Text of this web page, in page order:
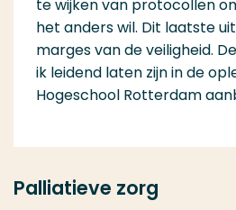
te wijken van protocollen
het anders wil. Dit laatste
marges van de veiligheid.
ik leidend laten zijn in de
Hogeschool Rotterdam
Palliatieve zorg